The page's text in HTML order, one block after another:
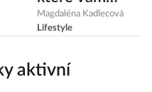
dodá
potřebnou
na něj vyhradit
Magdaléna Kadlecová
Lifestyle
aktivní